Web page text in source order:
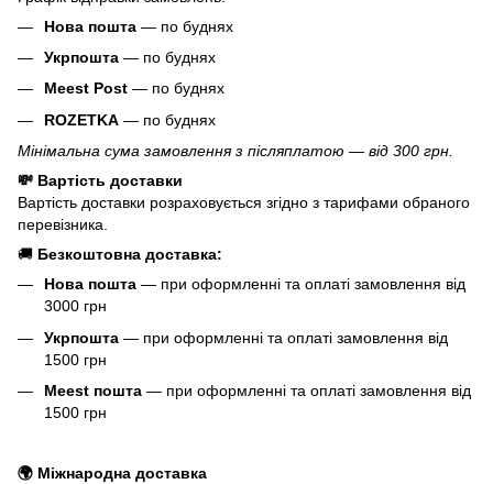
Нова пошта — по буднях
Укрпошта — по буднях
Meest Post — по буднях
ROZETKA — по буднях
Мінімальна сума замовлення з післяплатою — від 300 грн.
💸 Вартість доставки
Вартість доставки розраховується згідно з тарифами обраного
перевізника.
🚚 Безкоштовна доставка:
Нова пошта — при оформленні та оплаті замовлення від
3000 грн
Укрпошта — при оформленні та оплаті замовлення від
1500 грн
Meest пошта — при оформленні та оплаті замовлення від
1500 грн
🌍 Міжнародна доставка